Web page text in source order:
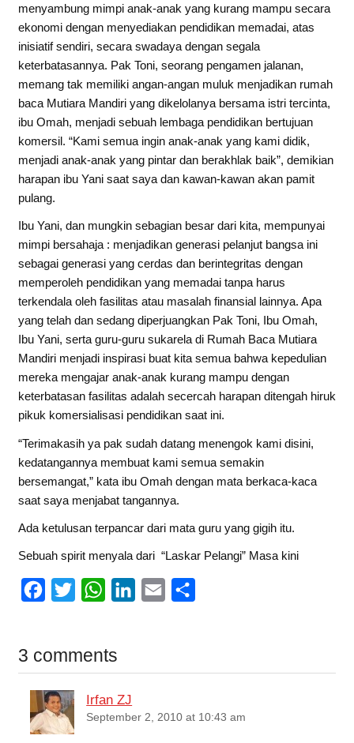
menyambung mimpi anak-anak yang kurang mampu secara
ekonomi dengan menyediakan pendidikan memadai, atas
inisiatif sendiri, secara swadaya dengan segala
keterbatasannya. Pak Toni, seorang pengamen jalanan,
memang tak memiliki angan-angan muluk menjadikan rumah
baca Mutiara Mandiri yang dikelolanya bersama istri tercinta,
ibu Omah, menjadi sebuah lembaga pendidikan bertujuan
komersil. “Kami semua ingin anak-anak yang kami didik,
menjadi anak-anak yang pintar dan berakhlak baik”, demikian
harapan ibu Yani saat saya dan kawan-kawan akan pamit
pulang.
Ibu Yani, dan mungkin sebagian besar dari kita, mempunyai
mimpi bersahaja : menjadikan generasi pelanjut bangsa ini
sebagai generasi yang cerdas dan berintegritas dengan
memperoleh pendidikan yang memadai tanpa harus
terkendala oleh fasilitas atau masalah finansial lainnya. Apa
yang telah dan sedang diperjuangkan Pak Toni, Ibu Omah,
Ibu Yani, serta guru-guru sukarela di Rumah Baca Mutiara
Mandiri menjadi inspirasi buat kita semua bahwa kepedulian
mereka mengajar anak-anak kurang mampu dengan
keterbatasan fasilitas adalah secercah harapan ditengah hiruk
pikuk komersialisasi pendidikan saat ini.
“Terimakasih ya pak sudah datang menengok kami disini,
kedatangannya membuat kami semua semakin
bersemangat,” kata ibu Omah dengan mata berkaca-kaca
saat saya menjabat tangannya.
Ada ketulusan terpancar dari mata guru yang gigih itu.
Sebuah spirit menyala dari “Laskar Pelangi” Masa kini
e
o
o
t
W
t
A
3 comments
Irfan ZJ
September 2, 2010 at 10:43 am